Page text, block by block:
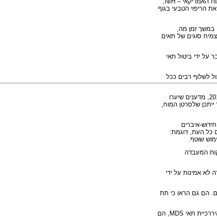
הריפוי הטבעי בגוף
במשך זמן מה,
סוגים של תאים
על ידי ביטול תאי
לשלוף רבים ככל
מספר מחקרים כבר הצביעו על האפשרות של תאי גזע סרטניים במספר סוגי סרטן. לדוגמא, בחודש מרץ 2013, מדענים שיערו
שלסרטן המוח,
איברים
כל העת, דוגמת:
שוטף.
המעבדה
לא אמינות על ידי
הם גם הראו כי תת
תאי MDS
, הם